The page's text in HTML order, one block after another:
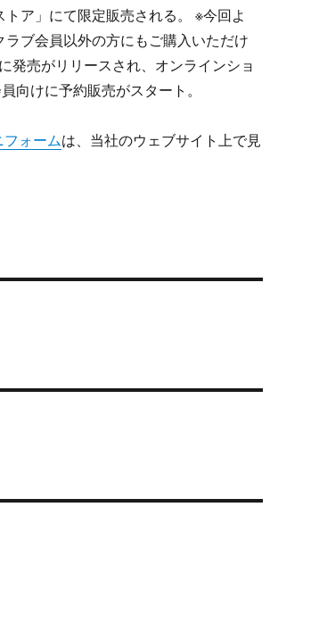
ア」にて限定販売される。 ※今回よ
ブ会員以外の方にもご購入いただけ
売がリリースされ、オンラインショ
向けに予約販売がスタート。
ォームは、当社のウェブサイト上で見